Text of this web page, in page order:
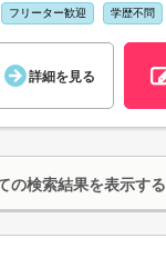
フリーター歓迎 学歴不問
詳細を見る
の検索結果を表示する